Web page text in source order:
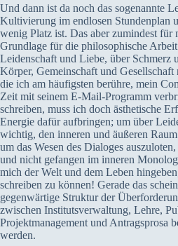
Und dann ist da noch das sogenannte
Kultivierung im endlosen Stundenplan
wenig Platz ist. Das aber zumindest für
Grundlage für die philosophische
Leidenschaft und Liebe, über Schmerz
Körper, Gemeinschaft und
die ich am häufigsten berühre, mein
Zeit mit seinem E-Mail-Programm
schreiben, muss ich doch ästhetische
Energie dafür aufbringen; um über
wichtig, den inneren und äußeren
um das Wesen des Dialoges
und nicht gefangen im inneren
mich der Welt und dem Leben
schreiben zu können! Gerade das
gegenwärtige Struktur der
zwischen Institutsverwaltung, Lehre,
Projektmanagement und Antragsprosa
werden.